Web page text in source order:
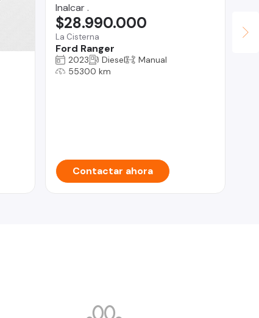
Inalcar .
La Cisterna
Ford Ranger
$28.990.000
2023 Diesel
Manual
55300 km
Contactar ahora